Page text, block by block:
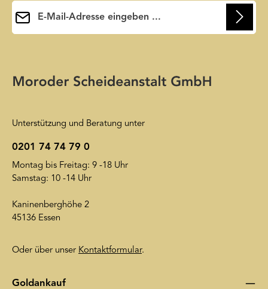
Datenschutzerklärung wird insoweit verwiesen.
Unterstützung und Beratung unter
0201 74 74 79 0
Montag bis Freitag: 9 -18 Uhr
Samstag: 10 -14 Uhr
Kaninenberghöhe 2
45136 Essen
Oder über unser Kontaktformular.
Goldankauf